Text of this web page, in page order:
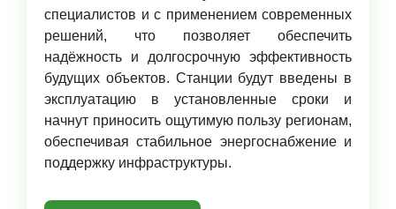
специалистов и с применением современных
решений, что позволяет обеспечить
надёжность и долгосрочную эффективность
будущих объектов. Станции будут введены в
эксплуатацию в установленные сроки и
начнут приносить ощутимую пользу регионам,
обеспечивая стабильное энергоснабжение и
поддержку инфраструктуры.